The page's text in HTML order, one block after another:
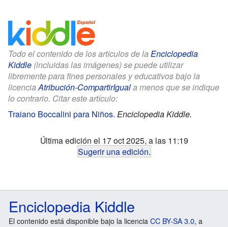
Todo el contenido de los artículos de la Enciclopedia
Kiddle (incluidas las imágenes) se puede utilizar
libremente para fines personales y educativos bajo la
licenciaAtribución-CompartirIguala menos que se indique
lo contrario. Citar este artículo:
Traiano Boccalini para Niños. Enciclopedia Kiddle.
Última edición el 17 oct 2025, a las 11:19
Sugerir una edición.
Enciclopedia Kiddle
El contenido está disponible bajo la licencia CC BY-SA 3.0, a